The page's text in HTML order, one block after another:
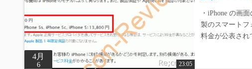
4月
6 23:05
・iPhone の画
製のスマートフ
料金が公表さ